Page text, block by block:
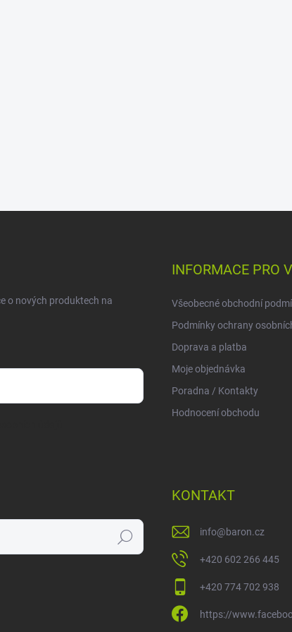
o nových produktech na
INFORMACE PRO
Všeobecné obchodní
Podmínky ochrany
Doprava a platba
Moje objednávka
Poradna / Kontakty
Hodnocení obchodu
Hledat
KONTAKT
info@baron.cz
+420 602 266 445
+420 774 702 938
https://